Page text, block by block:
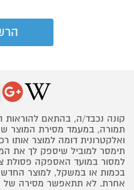
קונה נכבד/ה, בהתאם להוראות
תמורה, במעמד מסירת המוצר
ואלקטרונית דומה למוצר
תימסר למוביל שיספק לך את
למסור במועד האספקה פסולת
בכמות או במשקל, למוצר
אחרת. לא תתאפשר מסירה של